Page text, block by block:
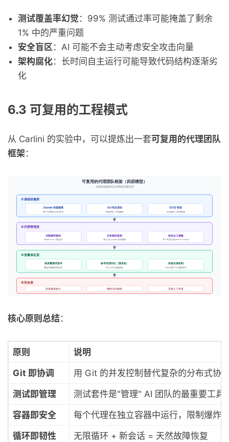
测试覆盖率幻觉：99% 测试通过率可能掩盖了剩余
1% 中的严重问题
安全盲区：AI 可能不会主动考虑安全攻击向量
架构腐化：长时间自主运行可能导致代码结构逐渐劣
化
6.3 可复用的工程模式
从 Carlini 的实验中，可以提炼出一套可复用的代理团队
框架 ：
核心原则总结：
原则 说明
Git 即协调 用 Git 的并发控制替代复杂的分布式协
测试即管理 测试套件是"管理" AI 团队的最重要工具
容器即安全 每个代理在独立容器中运行，限制爆炸
循环即韧性 无限循环 + 新会话 = 天然故障恢复